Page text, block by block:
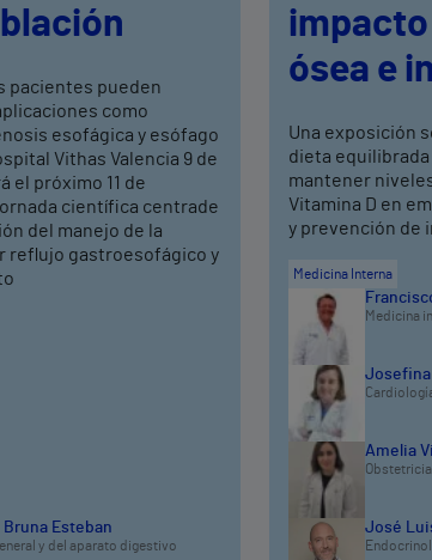
pacientes pueden
como
esofágica y esófago
Vithas Valencia 9 de
el próximo 11 de
científica centrade
del manejo de la
reflujo gastroesofágico y
Bruna Esteban
y del aparato digestivo
impacto
ósea e
Una exposición
dieta
mantener
Vitamina D en
y prevención de
Medicina Interna
Medicina
Josefina
Amelia
José